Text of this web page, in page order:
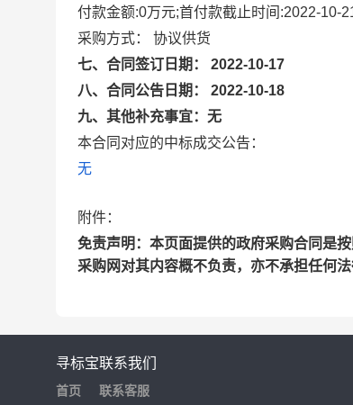
付款金额:0万元;首付款截止时间:2022-10-
采购方式： 协议供货
七、合同签订日期： 2022-10-17
八、合同公告日期： 2022-10-18
九、其他补充事宜：无
本合同对应的中标成交公告：
无
附件：
免责声明：本页面提供的政府采购合同是
采购网对其内容概不负责，亦不承担任何法
寻标宝
首页
联系我们
联系客服